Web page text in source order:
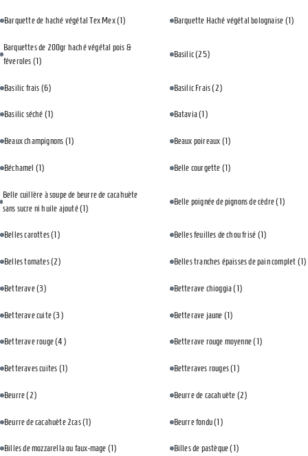
Barquette de haché végétal Tex Mex(1) Barquette Haché végétal bolognaise (1)
Barquettes de 200gr haché végétal pois &
féveroles (1)
Basilic(25)
Basilic frais (6) Basilic Frais(2)
Basilic séché (1) Batavia(1)
Beaux champignons (1) Beaux poireaux (1)
Béchamel (1) Belle courgette (1)
Belle cuillère à soupe de beurre de cacahuète
sans sucre ni huile ajouté(1)
Belle poignée de pignons de cèdre(1)
Belles carottes(1) Belles feuilles de chou frisé (1)
Belles tomates(2) Belles tranches épaisses de pain complet (1)
Betterave(3) Betterave chioggia(1)
Betterave cuite(3) Betterave jaune (1)
Betterave rouge(4) Betterave rouge moyenne(1)
Betteraves cuites (1) Betteraves rouges(1)
Beurre(2) Beurre de cacahuète (2)
Beurre de cacahuète 2cas(1) Beurre fondu(1)
Billes de mozzarella ou faux-mage (1) Billes de pastèque(1)